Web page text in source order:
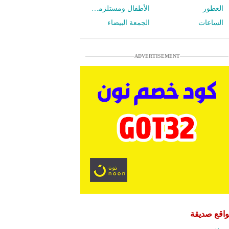
العطور
الأطفال ومستلزمات الرضع
الساعات
الجمعة البيضاء
ADVERTISEMENT
صديقة